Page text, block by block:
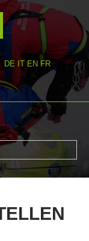
DE IT EN FR